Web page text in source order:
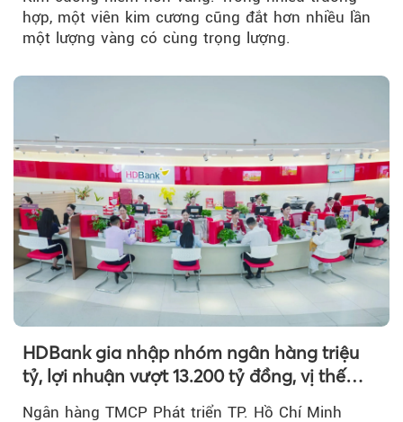
hợp, một viên kim cương cũng đắt hơn nhiều lần
một lượng vàng có cùng trọng lượng.
HDBank gia nhập nhóm ngân hàng triệu
tỷ, lợi nhuận vượt 13.200 tỷ đồng, vị thế
mới trên thị trường vốn quốc tế
Ngân hàng TMCP Phát triển TP. Hồ Chí Minh